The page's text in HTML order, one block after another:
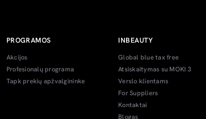
PROGRAMOS
Akcijos
Profesionalų programa
Tapk prekių apžvalgininke
INBEAUTY
Global blue tax free
Atsiskaitymas su MOKI 3
Verslo klientams
For Suppliers
Kontaktai
Blogas